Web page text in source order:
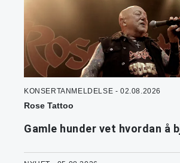
KONSERTANMELDELSE - 02.08.2026
Rose Tattoo
Gamle hunder vet hvordan å